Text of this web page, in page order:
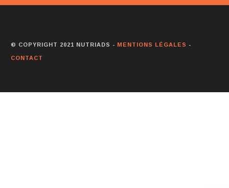
© COPYRIGHT 2021 NUTRIADS - MENTIONS LÉGALES -
CONTACT